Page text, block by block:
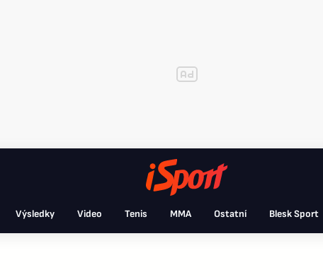
Výsledky Video Tenis MMA Ostatní Blesk Sport